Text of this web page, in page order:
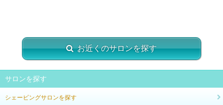
お近くのサロンを探す
サロンを探す
シェービングサロンを探す